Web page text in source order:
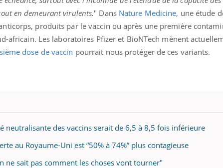
en demeurant virulents." Dans Nature Medicine, une étude
produits par le vaccin ou après une première
africain. Les laboratoires Pfizer et BioNTech mènent
dose de vaccin pourrait nous protéger de ces variants.
neutralisante des vaccins serait de 6,5 à 8,5 fois inférieure
au Royaume-Uni est “50% à 74%” plus contagieuse
ne sait pas comment les choses vont tourner"